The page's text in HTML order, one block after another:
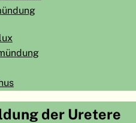
EN
der Uretere